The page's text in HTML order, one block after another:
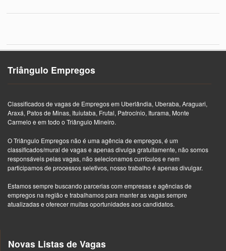
Triângulo Empregos
Classificados de vagas de Empregos em Uberlândia, Uberaba, Araguari,
Araxá, Patos de Minas, Ituiutaba, Frutal, Patrocínio, Iturama, Monte
Carmelo e em todo o Triângulo Mineiro.
O Triângulo Empregos não é uma agência de empregos, é um
classificados/mural de vagas e apenas divulga gratuitamente, não somos
responsáveis pelas vagas, não selecionamos currículos e nem
participamos de processos seletivos, nosso trabalho é apenas divulgar.
Estamos sempre buscando parcerias com empresas e agências de
empregos na região e trabalhamos para manter as vagas sempre
atualizadas e oferecer muitas oportunidades aos candidatos.
Novas Listas de Vagas